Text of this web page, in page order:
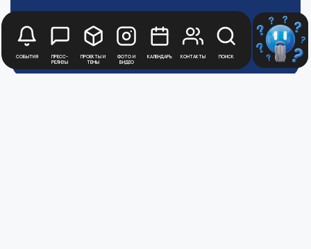
События
Пресс-
релизы
Проекты и
темы
Фото и
видео
Календарь Контакты Поиск